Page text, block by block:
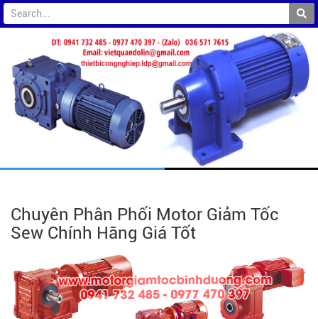
Chuyên Phân Phối Motor Giảm Tốc
Sew Chính Hãng Giá Tốt